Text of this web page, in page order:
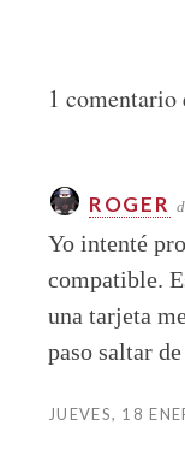
1 comentario
ROGER
Yo intenté
compatible.
una tarjeta
paso saltar
JUEVES, 18